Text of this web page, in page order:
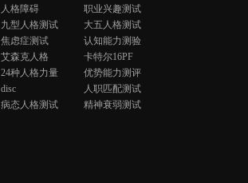
人格障碍
职业兴趣测试
九型人格测试
大五人格测试
焦虑症测试
认知能力测验
艾森克人格
卡特尔16PF
24种人格力量
优势能力测评
disc
人职匹配测试
病态人格测试
精神衰弱测试